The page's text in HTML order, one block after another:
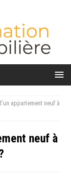
appartement neuf à
neuf à